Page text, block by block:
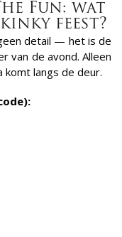
Fun: wat
feest?
detail — het is de
van de avond. Alleen
langs de deur.